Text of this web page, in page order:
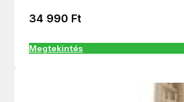
34 990 Ft
Megtekintés